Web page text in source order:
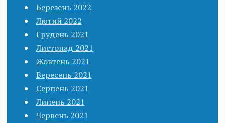
Березень 2022
Лютий 2022
Грудень 2021
Листопад 2021
Жовтень 2021
Вересень 2021
Серпень 2021
Липень 2021
Червень 2021